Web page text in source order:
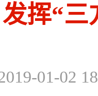
挥“
01-02